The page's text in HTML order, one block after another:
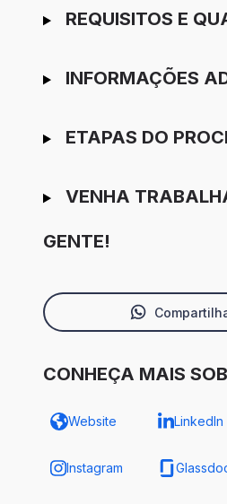
REQUISITOS E
INFORMAÇÕES
ETAPAS DO
VENHA
GENTE!
CONHEÇA MAIS
Website LinkedIn
Instagram